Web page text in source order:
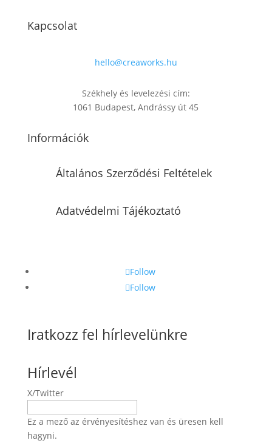
Kapcsolat
hello@creaworks.hu
Székhely és levelezési cím:
1061 Budapest, Andrássy út 45
Információk
Általános Szerződési Feltételek
Adatvédelmi Tájékoztató
Follow
Follow
Iratkozz fel hírlevelünkre
Hírlevél
X/Twitter
Ez a mező az érvényesítéshez van és üresen kell
hagyni.